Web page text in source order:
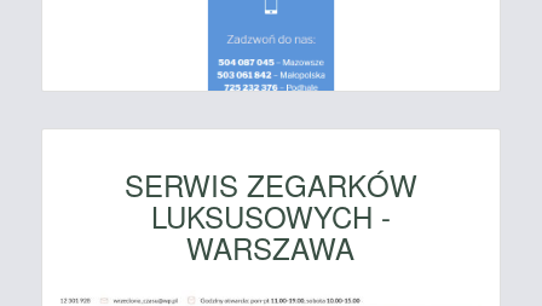
SERWIS ZEGARKÓW
LUKSUSOWYCH -
WARSZAWA